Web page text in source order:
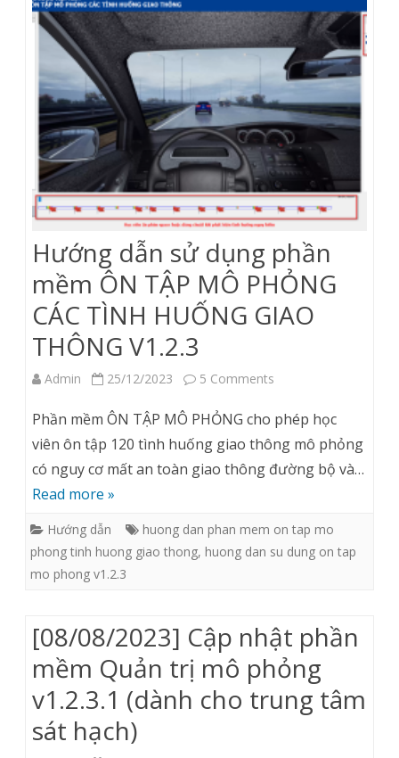
thông
trên
điện
thoại
V2.0.0
Hướng dẫn sử dụng phần
mềm ÔN TẬP MÔ PHỎNG
CÁC TÌNH HUỐNG GIAO
THÔNG V1.2.3
Admin 25/12/2023 5 Comments
dẫn
sử
phần
TẬP
MÔ
PHỎNG
Phần mềm ÔN TẬP MÔ PHỎNG cho phép học
viên ôn tập 120 tình huống giao thông mô phỏng
có nguy cơ mất an toàn giao thông đường bộ và…
Read more »
Hướng dẫn
huong dan phan mem on tap mo
phong tinh huong giao thong, huong dan su dung on tap
mo phong v1.2.3
[08/08/2023] Cập nhật phần
mềm Quản trị mô phỏng
v1.2.3.1 (dành cho trung tâm
sát hạch)